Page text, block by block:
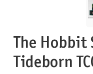
The
Tideborn